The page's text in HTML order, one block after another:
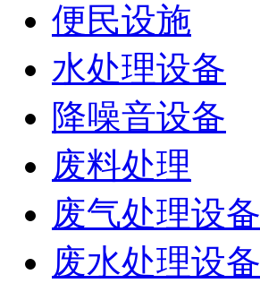
便民设施
水处理设备
降噪音设备
废料处理
废气处理设备
废水处理设备